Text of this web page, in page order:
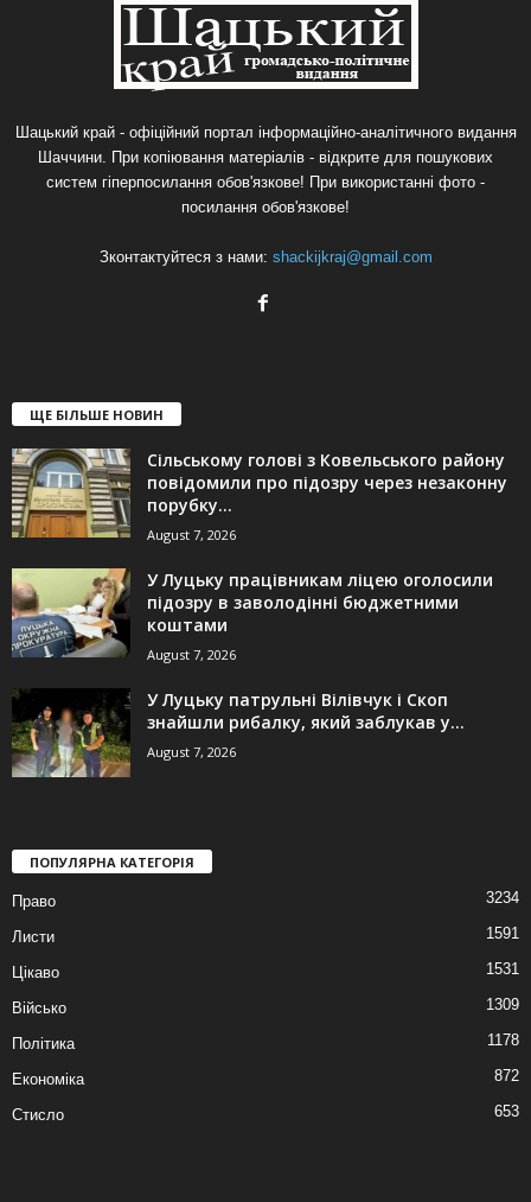
Шацький край - офіційний портал інформаційно-аналітичного видання
Шаччини. При копіювання матеріалів - відкрите для пошукових
систем гіперпосилання обов'язкове! При використанні фото -
посилання обов'язкове!
Зконтактуйтеся з нами: shackijkraj@gmail.com
ЩЕ БІЛЬШЕ НОВИН
Сільському голові з Ковельського району
повідомили про підозру через незаконну
порубку...
August 7, 2026
У Луцьку працівникам ліцею оголосили
підозру в заволодінні бюджетними
коштами
August 7, 2026
У Луцьку патрульні Вілівчук і Скоп
знайшли рибалку, який заблукав у...
August 7, 2026
ПОПУЛЯРНА КАТЕГОРІЯ
Право 3234
Листи 1591
Цікаво 1531
Військо 1309
Політика 1178
Економіка 872
Стисло 653